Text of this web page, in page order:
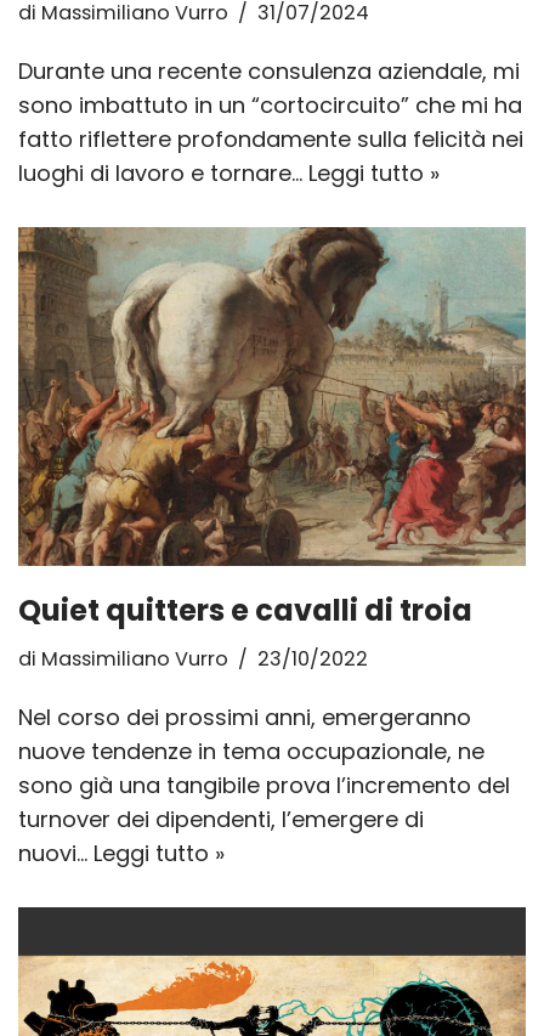
di Massimiliano Vurro 31/07/2024
Durante una recente consulenza aziendale, mi
sono imbattuto in un “cortocircuito” che mi ha
fatto riflettere profondamente sulla felicità nei
luoghi di lavoro e tornare… Leggi tutto »
Quiet quitters e cavalli di troia
di Massimiliano Vurro 23/10/2022
Nel corso dei prossimi anni, emergeranno
nuove tendenze in tema occupazionale, ne
sono già una tangibile prova l’incremento del
turnover dei dipendenti, l’emergere di
nuovi… Leggi tutto »